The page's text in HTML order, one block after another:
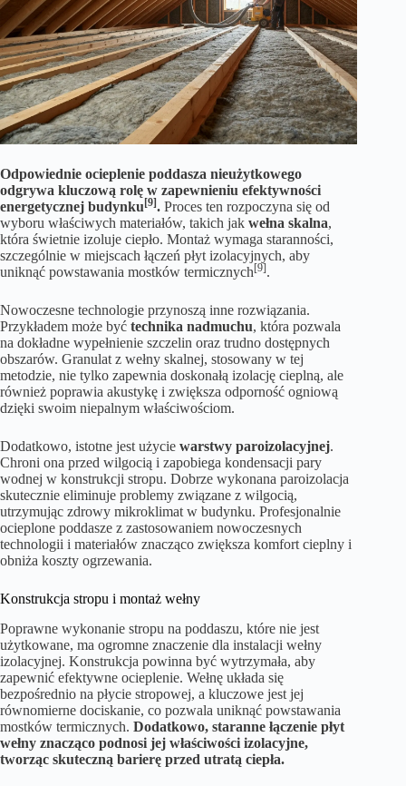
Odpowiednie ocieplenie poddasza nieużytkowego
odgrywa kluczową rolę w zapewnieniu efektywności
energetycznej budynku [9]. Proces ten rozpoczyna się od
wyboru właściwych materiałów, takich jak wełna skalna,
która świetnie izoluje ciepło. Montaż wymaga staranności,
szczególnie w miejscach łączeń płyt izolacyjnych, aby
uniknąć powstawania mostków termicznych[9].
Nowoczesne technologie przynoszą inne rozwiązania.
Przykładem może być technika nadmuchu, która pozwala
na dokładne wypełnienie szczelin oraz trudno dostępnych
obszarów. Granulat z wełny skalnej, stosowany w tej
metodzie, nie tylko zapewnia doskonałą izolację cieplną, ale
również poprawia akustykę i zwiększa odporność ogniową
dzięki swoim niepalnym właściwościom.
Dodatkowo, istotne jest użycie warstwy paroizolacyjnej.
Chroni ona przed wilgocią i zapobiega kondensacji pary
wodnej w konstrukcji stropu. Dobrze wykonana paroizolacja
skutecznie eliminuje problemy związane z wilgocią,
utrzymując zdrowy mikroklimat w budynku. Profesjonalnie
ocieplone poddasze z zastosowaniem nowoczesnych
technologii i materiałów znacząco zwiększa komfort cieplny i
obniża koszty ogrzewania.
Konstrukcja stropu i montaż wełny
Poprawne wykonanie stropu na poddaszu, które nie jest
użytkowane, ma ogromne znaczenie dla instalacji wełny
izolacyjnej. Konstrukcja powinna być wytrzymała, aby
zapewnić efektywne ocieplenie. Wełnę układa się
bezpośrednio na płycie stropowej, a kluczowe jest jej
równomierne dociskanie, co pozwala uniknąć powstawania
mostków termicznych. Dodatkowo, staranne łączenie płyt
wełny znacząco podnosi jej właściwości izolacyjne,
tworząc skuteczną barierę przed utratą ciepła.